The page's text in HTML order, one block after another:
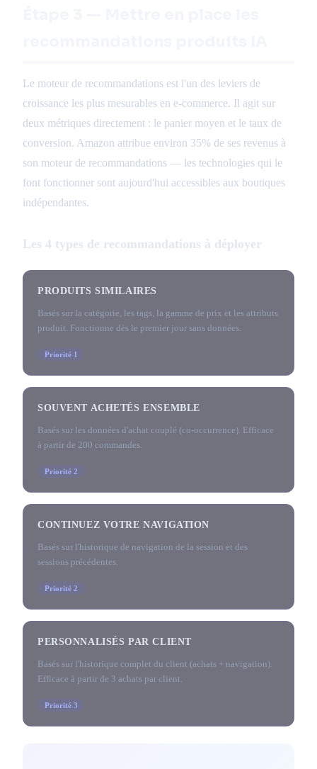
Le moteur de recommandations est l'un des leviers de
croissance les plus mesurables en e-commerce. Il agit sur
deux métriques directement : le panier moyen et le taux de
conversion. Amazon attribue environ 35% de ses revenus à
son moteur de recommandations — les technologies qui le
font fonctionner sont aujourd'hui accessibles aux boutiques
indépendantes.
Les 4 types de recommandations à déployer
PRODUITS SIMILAIRES
Basés sur la catégorie, les tags, la gamme de prix et les attributs
produit. Fonctionne dès le premier jour sans données.
Priorité 1
SOUVENT ACHETÉS ENSEMBLE
Basés sur les données d'achat couplé (co-occurrence). Efficace
à partir de 200 commandes.
Priorité 2
CONTINUEZ VOTRE NAVIGATION
Basés sur l'historique de navigation de la session et des
sessions précédentes.
Priorité 2
PERSONNALISÉS PAR CLIENT
Basés sur l'historique complet du client (achats + navigation).
Efficace à partir de 3 achats par client.
Priorité 3